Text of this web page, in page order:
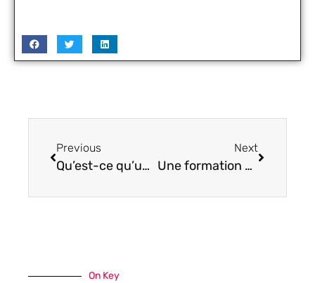
Previous
Qu’est-ce qu’une balise SEO ?
Next
Une formation en data pour se perfectionner dans le domaine du traitement de données
On Key